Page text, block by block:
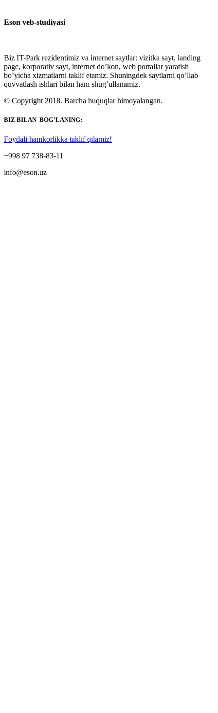
Eson veb-studiyasi
Biz IT-Park rezidentimiz va internet saytlar: vizitka sayt, landing
page, korporativ sayt, internet do’kon, web portallar yaratish
bo’yicha xizmatlarni taklif etamiz. Shuningdek saytlarni qo’llab
quvvatlash ishlari bilan ham shug’ullanamiz.
© Copyright 2018. Barcha huquqlar himoyalangan.
BIZ BILAN BOG’LANING:
Foydali hamkorlikka taklif qilamiz!
+998 97 738-83-11
info@eson.uz